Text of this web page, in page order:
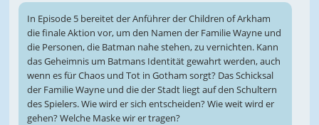
In Episode 5 bereitet der Anführer der Children of Arkham
die finale Aktion vor, um den Namen der Familie Wayne und
die Personen, die Batman nahe stehen, zu vernichten. Kann
das Geheimnis um Batmans Identität gewahrt werden, auch
wenn es für Chaos und Tot in Gotham sorgt? Das Schicksal
der Familie Wayne und die der Stadt liegt auf den Schultern
des Spielers. Wie wird er sich entscheiden? Wie weit wird er
gehen? Welche Maske wir er tragen?